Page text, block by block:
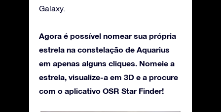
Galaxy.
Agora é possível nomear sua própria
estrela na constelação de Aquarius
em apenas alguns cliques. Nomeie a
estrela, visualize-a em 3D e a procure
com o aplicativo OSR Star Finder!